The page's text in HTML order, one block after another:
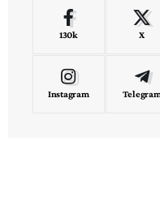
130k X
Instagram